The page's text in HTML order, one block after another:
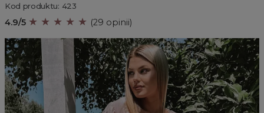
Kod produktu: 423
4.9/5 ★ ★ ★ ★ ★ (29 opinii)